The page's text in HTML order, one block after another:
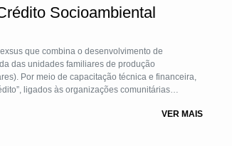
Socioambiental
que combina o desenvolvimento de
das unidades familiares de produção
Por meio de capacitação técnica e financeira,
ligados às organizações comunitárias
para manejo e produção sustentáveis,VER MAIS